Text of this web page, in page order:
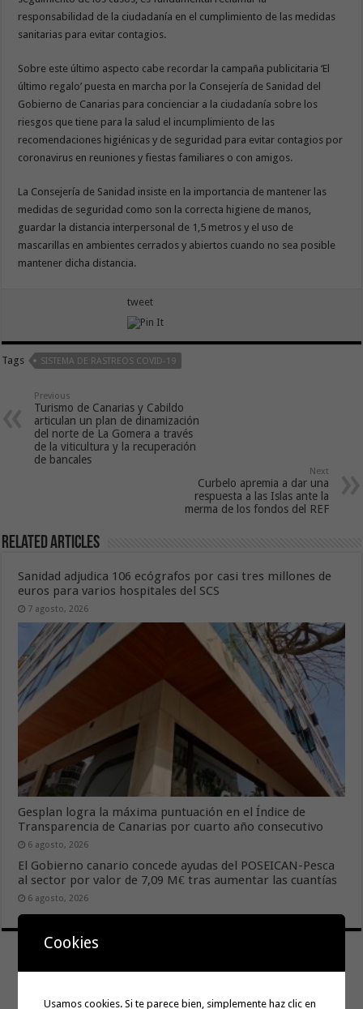
responsabilidad de la ciudadanía en el cumplimiento de las medidas
sanitarias para evitar contagios.
Sobre este último aspecto cabe recordar la campaña publicitaria ‘El
último regalo’ puesta en marcha por la Consejería de Sanidad del
Gobierno de Canarias para concienciar a la ciudadanía sobre los
riesgos que tiene para la salud el incumplimiento de las
recomendaciones higiénicas y de seguridad para evitar contagios por
coronavirus en reuniones y fiestas familiares o con amigos.
La Consejería de Sanidad insiste en la importancia de mantener las
medidas de seguridad como son la correcta higiene de manos,
guardar la distancia interpersonal de 1,5 metros y el uso de
mascarillas en ambientes cerrados y abiertos cuando no sea posible
mantener dicha distancia.
tweet
Tags SISTEMA DE RASTREOS COVID-19
Previous
Turismo de Canarias y Cabildo
articulan un plan de dinamización
del norte de La Gomera a través
de la viticultura y la recuperación
de bancales
Next
Curbelo apremia a dar una
respuesta a las Islas ante la
merma de los fondos del REF
Related Articles
Sanidad adjudica 106 ecógrafos por casi tres millones de
euros para varios hospitales del SCS
7 agosto, 2026
Gesplan logra la máxima puntuación en el Índice de
Transparencia de Canarias por cuarto año consecutivo
6 agosto, 2026
El Gobierno canario concede ayudas del POSEICAN-Pesca
al sector por valor de 7,09 M€ tras aumentar las cuantías
6 agosto, 2026
Cookies
Usamos cookies. Si te parece bien, simplemente haz clic en